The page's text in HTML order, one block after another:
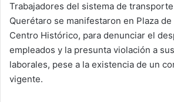
Trabajadores del sistema de
Querétaro se manifestaron en Plaza de
Centro Histórico, para denunciar el
empleados y la presunta violación a
laborales, pese a la existencia de un
vigente.